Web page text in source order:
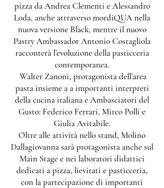
pizza da Andrea Clementi e Alessandro
Loda, anche attraverso mordiQUA nella
nuova versione Black, mentre il nuovo
Pastry Ambassador Antonio Costagliola
racconterà l’evoluzione della pasticceria
contemporanea.
Walter Zanoni, protagonista dell’area
pasta insieme a a importanti interpreti
della cucina italiana e Ambasciatori del
Gusto: Federico Ferrari, Mirco Polli e
Giulia Avitabile.
Oltre alle attività nello stand, Molino
Dallagiovanna sarà protagonista anche sul
Main Stage e nei laboratori didattici
dedicati a pizza, lievitati e pasticceria,
con la partecipazione di importanti